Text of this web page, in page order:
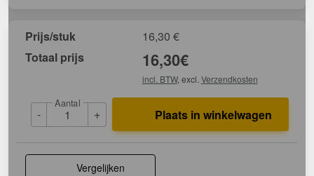
Prijs/stuk 16,30 €
Totaal prijs
16,30€
incl. BTW, excl. Verzendkosten
-
Aantal
+ Plaats in winkelwagen
Vergelijken